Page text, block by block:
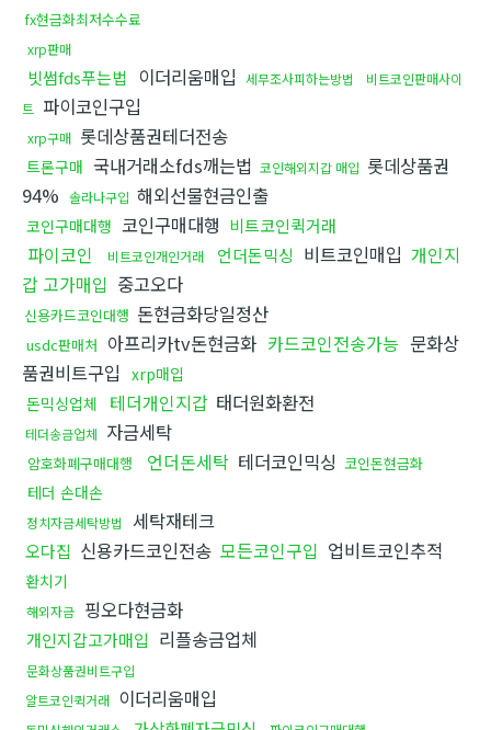
fx현금화최저수수료
xrp판매
빗썸fds푸는법 이더리움매입 세무조사피하는방법
비트코인판매사이
트 파이코인구입
xrp구매 롯데상품권테더전송
트론구매 국내거래소fds깨는법 코인해외지갑 매입 롯데상품권
94% 솔라나구입 해외선물현금인출
코인구매대행 코인구매대행 비트코인퀵거래
파이코인 비트코인개인거래 언더돈믹싱 비트코인매입 개인지
갑 고가매입 중고오다
신용카드코인대행 돈현금화당일정산
usdc판매처 아프리카tv돈현금화 카드코인전송가능 문화상
품권비트구입 xrp매입
돈믹싱업체
테더개인지갑 태더원화환전
테더송금업체 자금세탁
암호화폐구매대행 언더돈세탁 테더코인믹싱 코인돈현금화
테더 손대손
정치자금세탁방법 세탁재테크
오다집 신용카드코인전송 모든코인구입 업비트코인추적
환치기
해외자금 핑오다현금화
개인지갑고가매입 리플송금업체
문화상품권비트구입
알트코인퀵거래 이더리움매입